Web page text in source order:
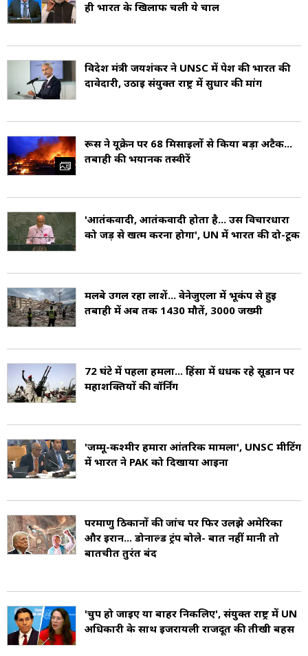
शुरू किया. इसको से 25 जून 1945 को अपनाया गया
और 24 अक्टूबर 1945 को प्रभावी हुआ (Foundation
of UN). चार्टर के अनुसार, संगठन के उद्देश्यों में
अंतर्राष्ट्रीय शांति और सुरक्षा बनाए रखना, मानवाधिकारों की
को बढ़ावा देना और अंतर्राष्ट्रीय कानून को बनाए रखना
शामिल है. इसकी स्थापना के समय, संयुक्त राष्ट्र में 51
अब इसके सदस्यों की संख्या 193 हो गई है. यह दुनिया के
लगभग सभी संप्रभु राज्यों का प्रतिनिधित्व करती है
ही भारत के खिलाफ चली ये चाल
विदेश मंत्री जयशंकर ने UNSC में पेश की भारत की
दावेदारी, उठाई संयुक्त राष्ट्र में सुधार की मांग
रूस ने यूक्रेन पर 68 मिसाइलों से किया बड़ा अटैक...
तबाही की भयानक तस्वीरें
'आतंकवादी, आतंकवादी होता है... उस विचारधारा
को जड़ से खत्म करना होगा', UN में भारत की दो-टूक
मलबे उगल रहा लाशें... वेनेजुएला में भूकंप से हुई
तबाही में अब तक 1430 मौतें, 3000 जख्मी
72 घंटे में पहला हमला... हिंसा में धधक रहे सूडान पर
महाशक्तियों की वॉर्निंग
'जम्मू-कश्मीर हमारा आंतरिक मामला', UNSC मीटिंग
में भारत ने PAK को दिखाया आईना
परमाणु ठिकानों की जांच पर फिर उलझे अमेरिका
और ईरान... डोनाल्ड ट्रंप बोले- बात नहीं मानी तो
बातचीत तुरंत बंद
'चुप हो जाइए या बाहर निकलिए', संयुक्त राष्ट्र में UN
अधिकारी के साथ इजरायली राजदूत की तीखी बहस